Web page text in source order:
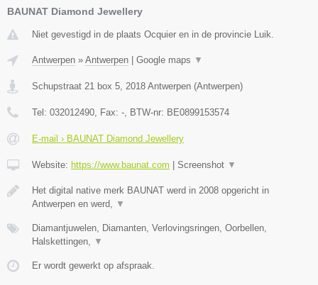
BAUNAT Diamond Jewellery
Niet gevestigd in de plaats Ocquier en in de provincie Luik.
Antwerpen » Antwerpen Google maps ▼
Schupstraat 21 box 5 2018 Antwerpen (Antwerpen)
Tel: 032012490 , Fax: - , BTW-nr: BE0899153574
E-mail › BAUNAT Diamond Jewellery
Website: https://www.baunat.com Screenshot ▼
Het digital native merk BAUNAT werd in 2008 opgericht in
Antwerpen en werd,
▼
Diamantjuwelen, Diamanten, Verlovingsringen, Oorbellen,
Halskettingen,
▼
Er wordt gewerkt op afspraak.